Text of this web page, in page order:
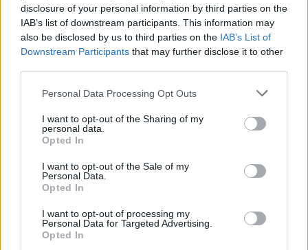
disclosure of your personal information by third parties on the
IAB’s list of downstream participants. This information may
also be disclosed by us to third parties on the IAB’s List of
Downstream Participants that may further disclose it to other
Please note that this website/app uses one or more Google
not limited to your visit or usage behaviour. You may click to
grant or deny consent to Google and its third-party tags to
use your data for below specified purposes in below Google
consent section.
Personal Data Processing Opt Outs
I want to opt-out of the Sharing of my
personal data.
Opted In
I want to opt-out of the Sale of my
Personal Data.
Opted In
I want to opt-out of processing my
Personal Data for Targeted Advertising.
Opted In
Μάθε πρώτος όλες τις σημαντικές
ειδήσεις.
Βάλε το proson.gr στα αποτελέσματα
αναζήτησης της Google
Δημοφιλείς Ειδήσεις
Ανοικτές 1.779 θέσεις εργασίας στο
Δημόσιο (χωρίς πτυχίο)